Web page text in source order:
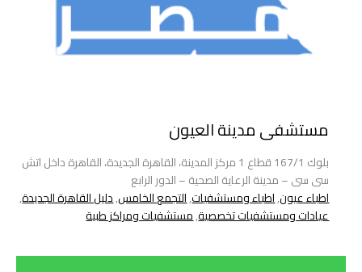
مستشفى مدينة العيون
بلوك 167/1 قطاع 1 مركز المدينة، القاهرة الجديدة، القاهرة داخل اتش
سى سى – مدينة الرعاية الصحية – الدور الرابع
اطباء عيون,اطباء ومستشفيات,التجمع الخامس,دليل القاهرة الجديدة,
عيادات ومستشفيات تخصصية,مستشفيات ومراكز طبية